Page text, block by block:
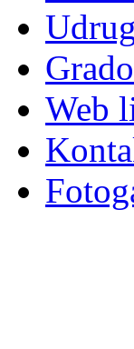
Web